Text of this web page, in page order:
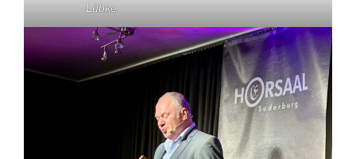
Lübke